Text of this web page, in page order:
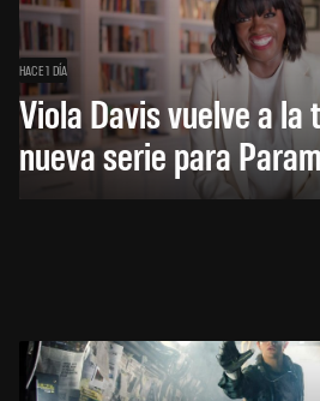
HACE 1 DÍA
Viola Davis vuelve a la
nueva serie para